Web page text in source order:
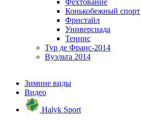
Фехтование
Конькобежный спорт
Фристайл
Универсиада
Теннис
Тур де Франс-2014
Вуэльта 2014
Зимние виды
Видео
Halyk Sport